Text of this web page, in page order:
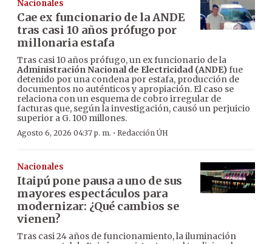
Nacionales
Cae ex funcionario de la ANDE
tras casi 10 años prófugo por
millonaria estafa
Tras casi 10 años prófugo, un ex funcionario de la
Administración Nacional de Electricidad (ANDE)fue
detenido por una condena por estafa, producción de
documentos no auténticos y apropiación. El caso se
relaciona con un esquema de cobro irregular de
facturas que, según la investigación, causó un perjuicio
superior a G. 100 millones.
Agosto 6, 2026 04:37 p. m. · Redacción ÚH
Nacionales
Itaipú pone pausa a uno de sus
mayores espectáculos para
modernizar: ¿Qué cambios se
vienen?
Tras casi 24 años de funcionamiento, la iluminación